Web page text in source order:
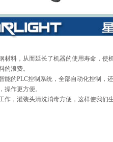
料，从而延长了机器的使用寿命，使
的浪费。
能的PLC控制系统，全部自动化控制，
操作更方便。
，灌装头清洗消毒方便，这样使我们